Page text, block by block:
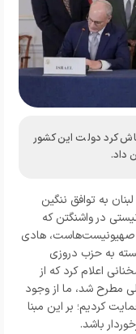
کرد دولت این کشور
داد.
به توافق ننگین
در واشنگتن که
صهیونیست‌هاست، هادی
به حزب دروزی
اعلام کرد که از
مطرح شد، ما از وجود
کردیم؛ بر این مبنا
باشد.